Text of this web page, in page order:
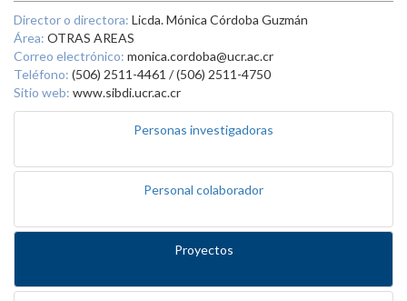
Director o directora: Licda. Mónica Córdoba Guzmán
Área: OTRAS AREAS
Correo electrónico: monica.cordoba@ucr.ac.cr
Teléfono: (506) 2511-4461 / (506) 2511-4750
Sitio web: www.sibdi.ucr.ac.cr
Personas investigadoras
Personal colaborador
Proyectos